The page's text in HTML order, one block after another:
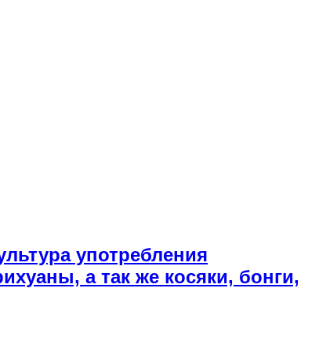
употребления
а так же косяки, бонги,